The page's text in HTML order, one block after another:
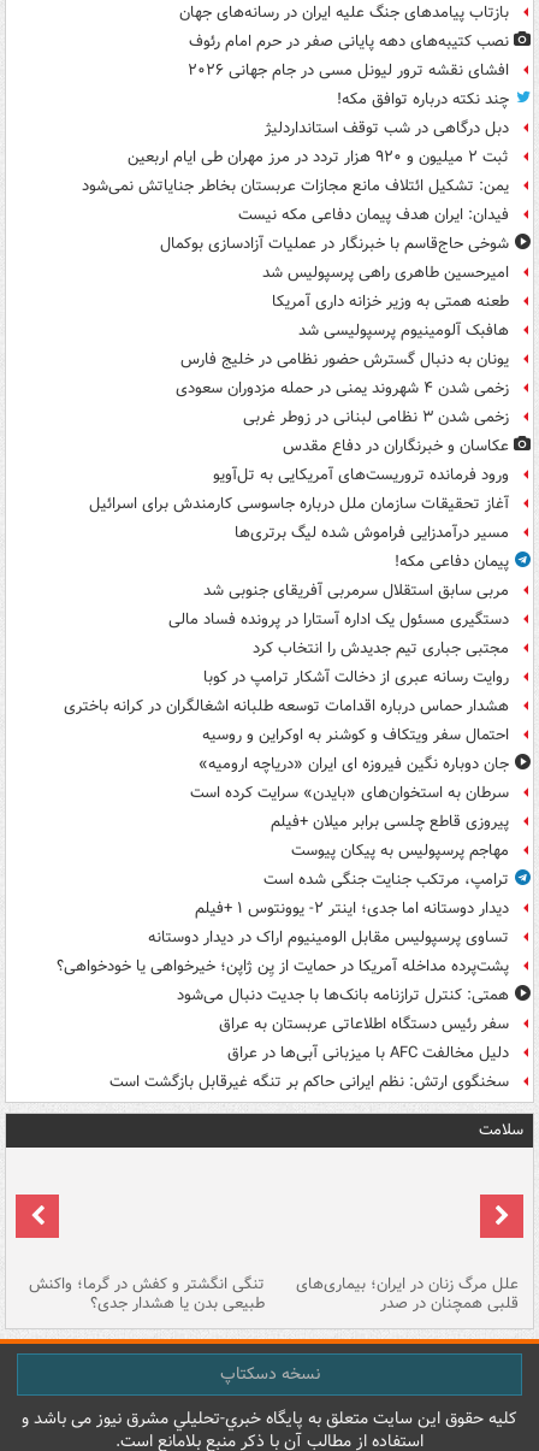
بازتاب پیامدهای جنگ علیه ایران در رسانه‌های جهان
نصب کتیبه‌های دهه پایانی صفر در حرم امام رئوف
افشای نقشه ترور لیونل مسی در جام جهانی ۲۰۲۶
چند نکته درباره توافق مکه!
دبل درگاهی در شب توقف استانداردلیژ
ثبت ۲ میلیون و ۹۲۰ هزار تردد در مرز مهران طی ایام اربعین
یمن: تشکیل ائتلاف مانع مجازات عربستان بخاطر جنایاتش نمی‌شود
فیدان: ایران هدف پیمان دفاعی مکه نیست
شوخی حاج‌قاسم با خبرنگار در عملیات آزادسازی بوکمال
امیرحسین طاهری راهی پرسپولیس شد
طعنه همتی به وزیر خزانه داری آمریکا
هافبک آلومینیوم پرسپولیسی شد
یونان به دنبال گسترش حضور نظامی در خلیج فارس
زخمی شدن ۴ شهروند یمنی در حمله مزدوران سعودی
زخمی شدن ۳ نظامی لبنانی در زوطر غربی
عکاسان و خبرنگاران در دفاع مقدس
ورود فرمانده تروریست‌های آمریکایی به تل‌آویو
آغاز تحقیقات سازمان ملل درباره جاسوسی کارمندش برای اسرائیل
مسیر درآمدزایی فراموش شده لیگ برتری‌ها
پیمان دفاعی مکه!
مربی سابق استقلال سرمربی آفریقای جنوبی شد
دستگیری مسئول یک اداره آستارا در پرونده فساد مالی
مجتبی جباری تیم جدیدش را انتخاب کرد
روایت رسانه عبری از دخالت آشکار ترامپ در کوبا
هشدار حماس درباره اقدامات توسعه طلبانه اشغالگران در کرانه باختری
احتمال سفر ویتکاف و کوشنر به اوکراین و روسیه
جان دوباره نگین فیروزه ای ایران «دریاچه ارومیه»
سرطان به استخوان‌های «بایدن» سرایت کرده است
پیروزی قاطع چلسی برابر میلان +فیلم
مهاجم پرسپولیس به پیکان پیوست
ترامپ، مرتکب جنایت جنگی شده است
دیدار دوستانه اما جدی؛ اینتر ۲- یوونتوس ۱ +فیلم
تساوی پرسپولیس مقابل الومینیوم اراک در دیدار دوستانه
پشت‌پرده مداخله آمریکا در حمایت از یِن ژاپن؛ خیرخواهی یا خودخواهی؟
همتی: کنترل ترازنامه بانک‌ها با جدیت دنبال می‌شود
سفر رئیس دستگاه اطلاعاتی عربستان به عراق
دلیل مخالفت AFC با میزبانی آبی‌ها در عراق
سخنگوی ارتش: نظم ایرانی حاکم بر تنگه غیرقابل بازگشت است
سلامت
علل مرگ زنان در ایران؛ بیماری‌های
قلبی همچنان در صدر
تنگی انگشتر و کفش در گرما؛ واکنش
طبیعی بدن یا هشدار جدی؟
نسخه دسکتاپ
کليه حقوق اين سايت متعلق به پایگاه خبري-تحليلي مشرق نيوز می باشد و
استفاده از مطالب آن با ذکر منبع بلامانع است.